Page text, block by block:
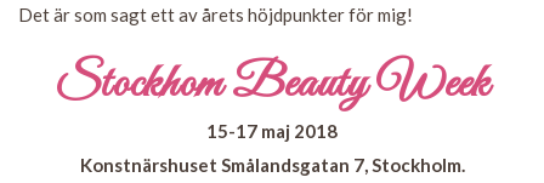
Det är som sagt ett av årets höjdpunkter för mig!
Stockhom Beauty Week
15-17 maj 2018
Konstnärshuset Smålandsgatan 7, Stockholm.